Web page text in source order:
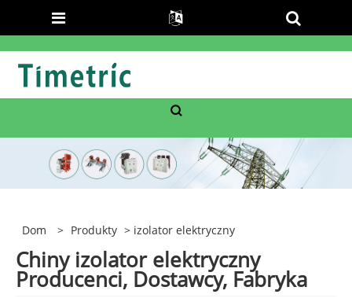
Dom > Produkty > izolator elektryczny
Chiny izolator elektryczny
Producenci, Dostawcy, Fabryka